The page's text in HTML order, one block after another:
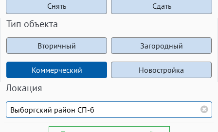
Снять Сдать
Тип объекта
Вторичный Загородный
Коммерческий Новостройка
Локация